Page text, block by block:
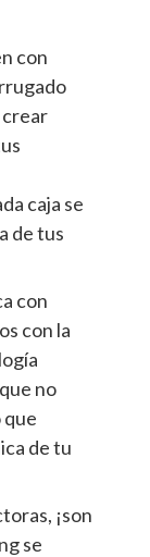
con
crear
caja se
de tus
con
con la
no
que
de tu
¡son
se